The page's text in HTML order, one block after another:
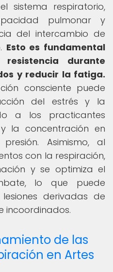
sistema respiratorio,
pulmonar y
del intercambio de
Esto es fundamental
durante
y reducir la fatiga.
consciente puede
del estrés y la
a los practicantes
la concentración en
Asimismo, al
con la respiración,
y se optimiza el
lo que puede
derivadas de
incoordinados.
de las
en Artes